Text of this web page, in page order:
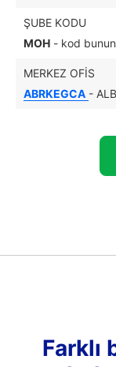
ŞUBE KODU
MOH - kod
MERKEZ OFIS
ABRKEGCA -
Farklı